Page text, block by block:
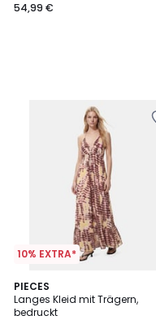
54,99 €
10% EXTRA*
PIECES
Langes Kleid mit Trägern,
bedruckt